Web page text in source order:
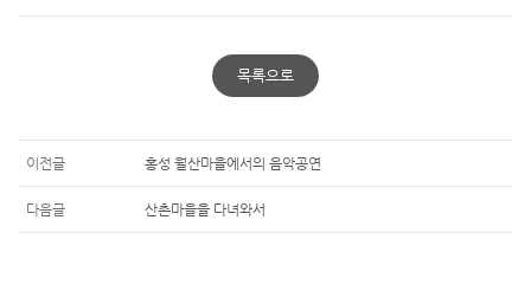
목록으로
이전글 홍성 월산마을에서의 음악공연
다음글 산촌마을을 다녀와서